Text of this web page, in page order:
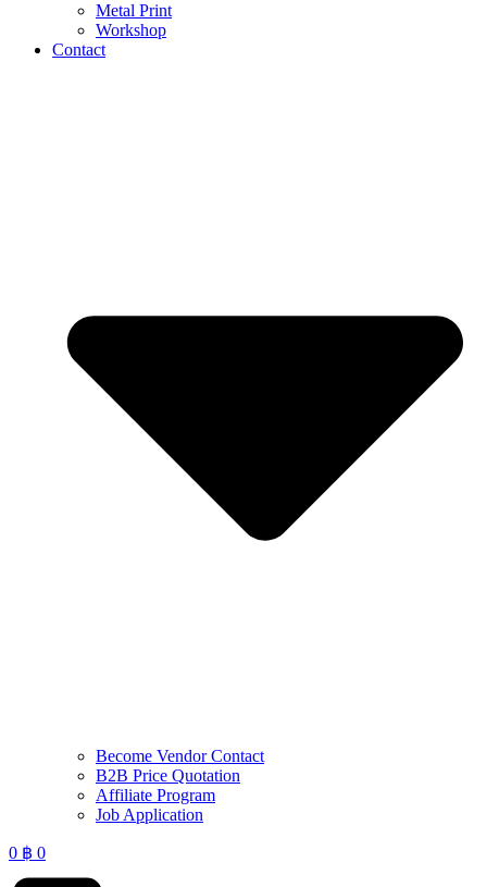
Metal Print
Workshop
Contact
Become Vendor Contact
B2B Price Quotation
Affiliate Program
Job Application
0 ฿ 0